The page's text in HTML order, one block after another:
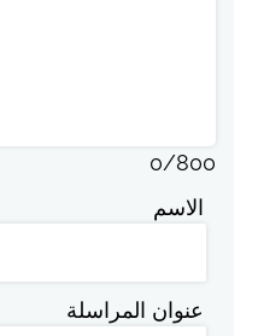
0/800
الاسم
عنوان المراسلة